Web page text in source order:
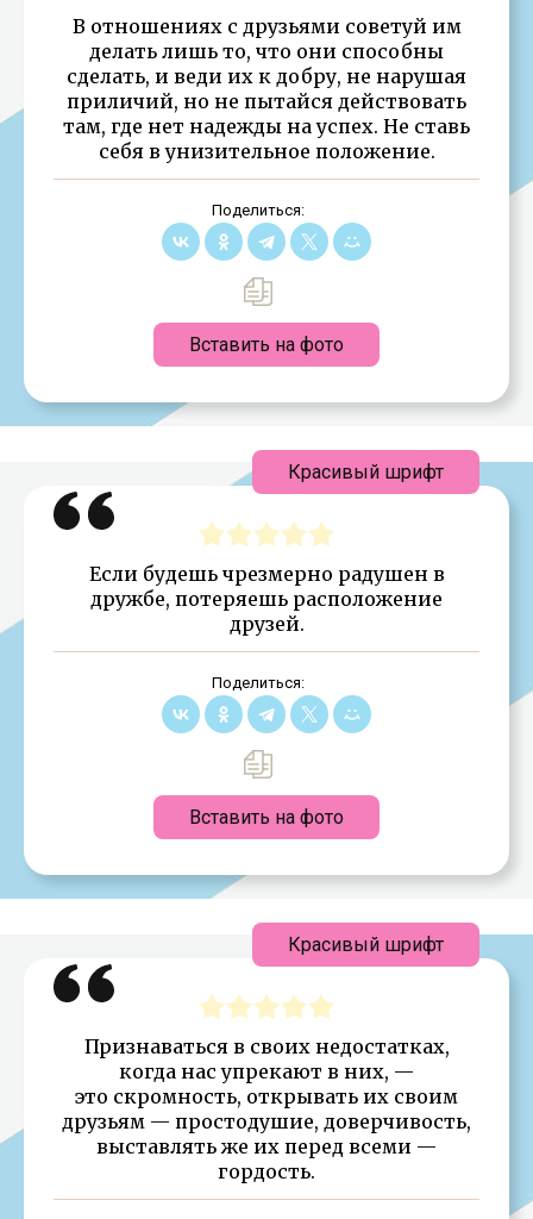
В отношениях с друзьями советуй им
делать лишь то, что они способны
сделать, и веди их к добру, не нарушая
приличий, но не пытайся действовать
там, где нет надежды на успех. Не ставь
себя в унизительное положение.
Поделиться:
Вставить на фото
Если будешь чрезмерно радушен в
дружбе, потеряешь расположение
друзей.
Поделиться:
Вставить на фото
Красивый шрифт
Признаваться в своих недостатках,
когда нас упрекают в них, —
это скромность, открывать их своим
друзьям — простодушие, доверчивость,
выставлять же их перед всеми —
гордость.
Красивый шрифт